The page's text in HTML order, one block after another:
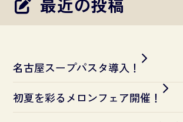
最近の投稿
名古屋スープパスタ導入！
初夏を彩るメロンフェア開催！